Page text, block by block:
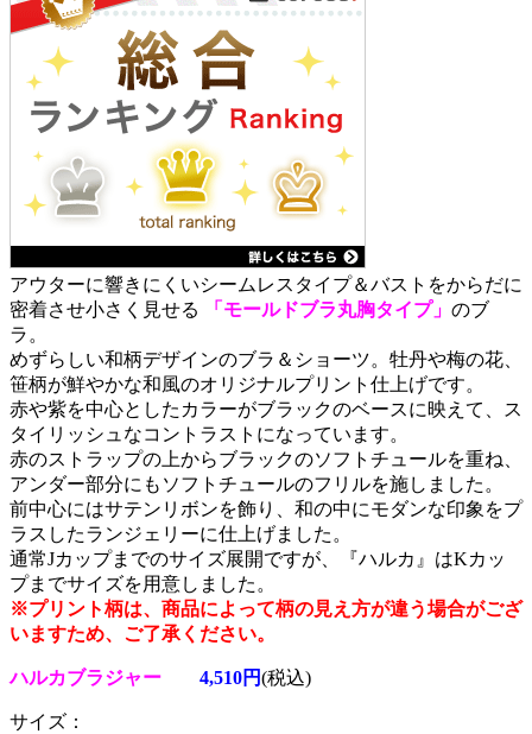
アウターに響きにくいシームレスタイプ＆バストをからだに
密着させ小さく見せる
「モールドブラ丸胸タイプ」 のブ
ラ。
めずらしい和柄デザインのブラ＆ショーツ。牡丹や梅の花、
笹柄が鮮やかな和風のオリジナルプリント仕上げです。
赤や紫を中心としたカラーがブラックのベースに映えて、ス
タイリッシュなコントラストになっています。
赤のストラップの上からブラックのソフトチュールを重ね、
アンダー部分にもソフトチュールのフリルを施しました。
前中心にはサテンリボンを飾り、和の中にモダンな印象をプ
ラスしたランジェリーに仕上げました。
通常Jカップまでのサイズ展開ですが、『ハルカ』はKカッ
プまでサイズを用意しました。
※プリント柄は、商品によって柄の見え方が違う場合がござ
いますため、ご了承ください。
ハルカブラジャー 4,510円(税込)
サイズ：